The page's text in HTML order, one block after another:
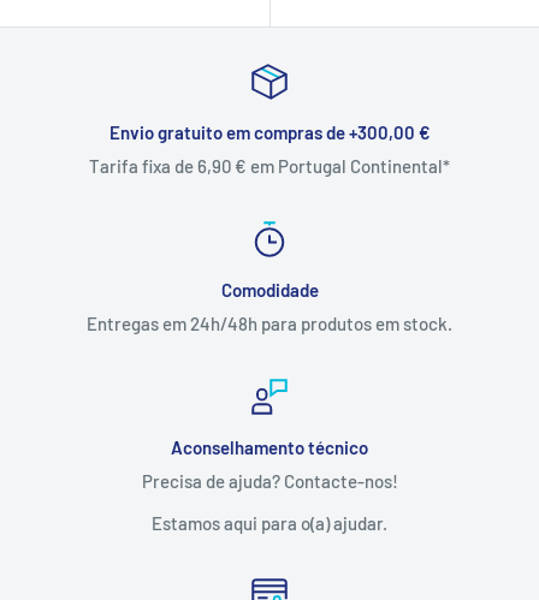
Envio gratuito em compras de +300,00 €
Tarifa fixa de 6,90 € em Portugal Continental*
Comodidade
Entregas em 24h/48h para produtos em stock.
Aconselhamento técnico
Precisa de ajuda? Contacte-nos!
Estamos aqui para o(a) ajudar.